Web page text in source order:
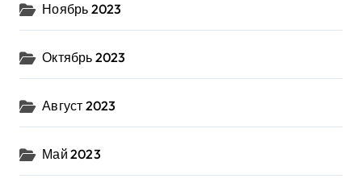
Ноябрь 2023
Октябрь 2023
Август 2023
Май 2023